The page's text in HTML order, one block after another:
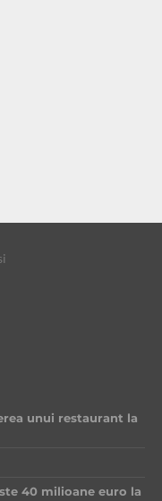
unui restaurant la
40 milioane euro la